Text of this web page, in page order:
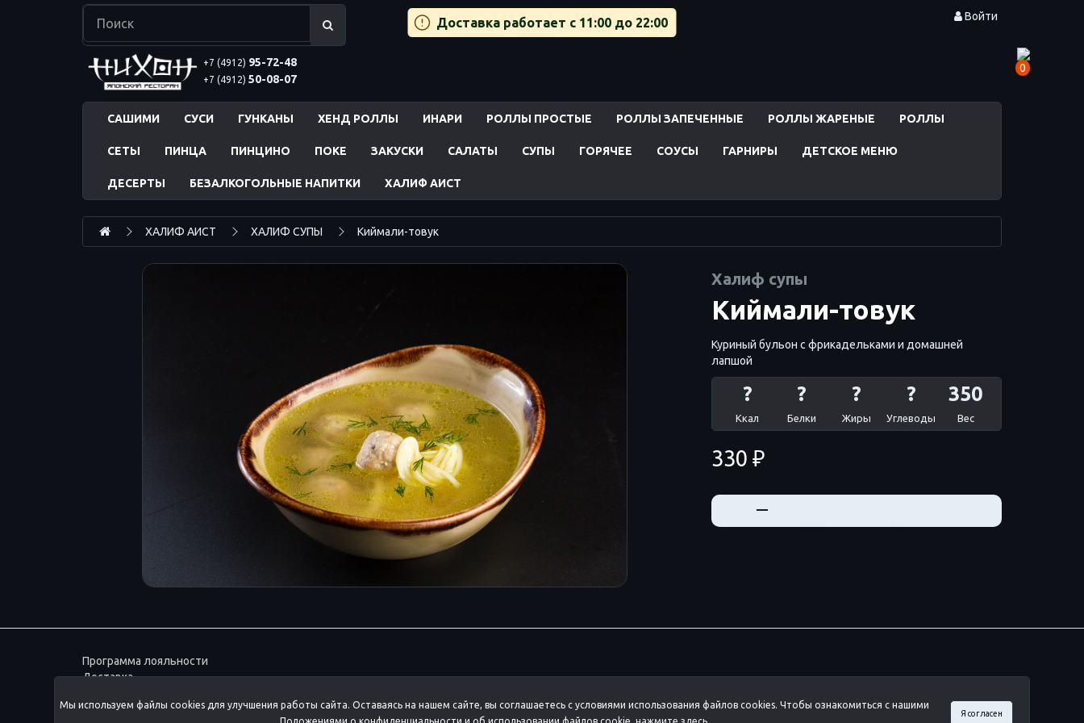
Войти
Доставка работает с 11:00 до 22:00
+7 (4912) 95-72-48
+7 (4912) 50-08-07
0
САШИМИ СУСИ ГУНКАНЫ ХЕНД РОЛЛЫ ИНАРИ РОЛЛЫ ПРОСТЫЕ РОЛЛЫ ЗАПЕЧЕННЫЕ РОЛЛЫ ЖАРЕНЫЕ РОЛЛЫ
СЕТЫ ПИНЦА ПИНЦИНО ПОКЕ ЗАКУСКИ САЛАТЫ СУПЫ ГОРЯЧЕЕ СОУСЫ ГАРНИРЫ ДЕТСКОЕ МЕНЮ
ДЕСЕРТЫ БЕЗАЛКОГОЛЬНЫЕ НАПИТКИ ХАЛИФ АИСТ
ХАЛИФ АИСТ ХАЛИФ СУПЫ Киймали-товук
Халиф супы
Киймали-товук
Куриный бульон с фрикадельками и домашней
лапшой
? ? ? ? 350
Ккал Белки Жиры Углеводы Вес
330 ₽
—
Мы используем файлы cookies для улучшения работы сайта. Оставаясь на нашем сайте, вы соглашаетесь с условиями использования файлов cookies. Чтобы ознакомиться с нашими
Я согласен
Программа лояльности
Доставка
ПОЛИТИКА ОБРАБОТКИ